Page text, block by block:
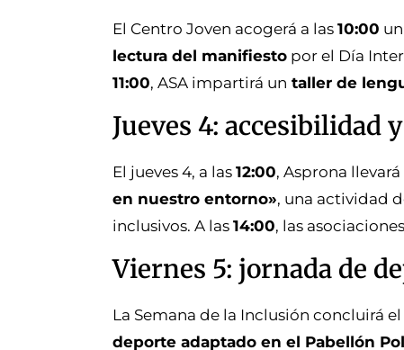
El Centro Joven acogerá a las 10:00
lectura del manifiesto por el Día
11:00, ASA impartirá un taller de
Jueves 4: accesibilidad
El jueves 4, a las 12:00, Asprona llevará
en nuestro entorno», una actividad
inclusivos. A las 14:00, las
Viernes 5: jornada de
La Semana de la Inclusión concluirá el
deporte adaptado en el Pabellón